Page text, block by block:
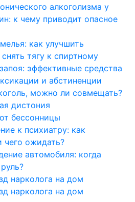
алкоголизма у
к чему приводит опасное
как улучшить
тягу к спиртному
эффективные средства
и абстиненции
можно ли совмещать?
дистония
бессонницы
к психиатру: как
чего ожидать?
автомобиля: когда
нарколога на дом
нарколога на дом